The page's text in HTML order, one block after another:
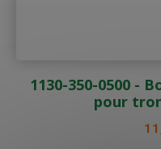
1130-350-0500 -
pour